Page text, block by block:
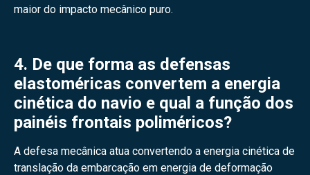
maior do impacto mecânico puro.
4. De que forma as defensas
elastoméricas convertem a energia
cinética do navio e qual a função dos
painéis frontais poliméricos?
A defesa mecânica atua convertendo a energia cinética de
translação da embarcação em energia de deformação